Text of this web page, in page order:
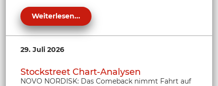
Weiterlesen...
29. Juli 2026
Stockstreet Chart-Analysen
NOVO NORDISK: Das Comeback nimmt Fahrt auf